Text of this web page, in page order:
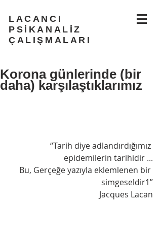
LACANCI
PSİKANALİZ
ÇALIŞMALARI
Korona günlerinde (bir
daha) karşılaştıklarımız
“Tarih diye adlandırdığımız
epidemilerin tarihidir ...
Bu, Gerçeğe yazıyla eklemlenen bir
simgeseldir1”
Jacques Lacan